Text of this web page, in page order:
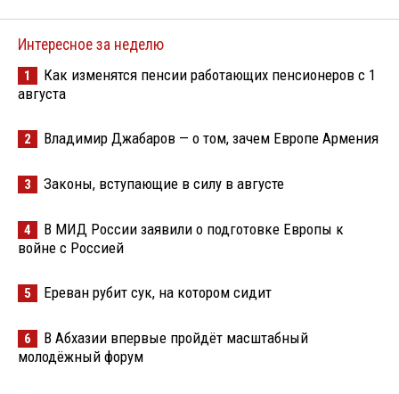
Интересное за неделю
1
Как изменятся пенсии работающих пенсионеров с 1
августа
2 Владимир Джабаров — о том, зачем Европе Армения
3 Законы, вступающие в силу в августе
4
В МИД России заявили о подготовке Европы к
войне с Россией
5 Ереван рубит сук, на котором сидит
6
В Абхазии впервые пройдёт масштабный
молодёжный форум